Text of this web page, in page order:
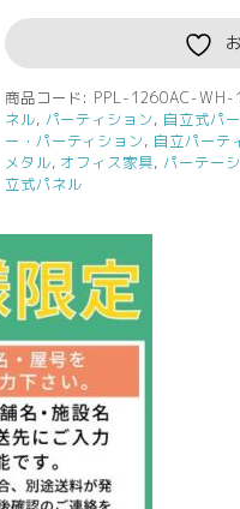
PINZO
カ
ラ
ー
脚
ア
ク
ル
衝
立
W1200×H600
オ
フ
ホ
ワ
イ
ト
商品コード: PPL-1260AC-
ネル, パーティション, 自立式パ
ー・パーティション, 自立パーテ
メタル, オフィス家具,パーテー
立式パネル